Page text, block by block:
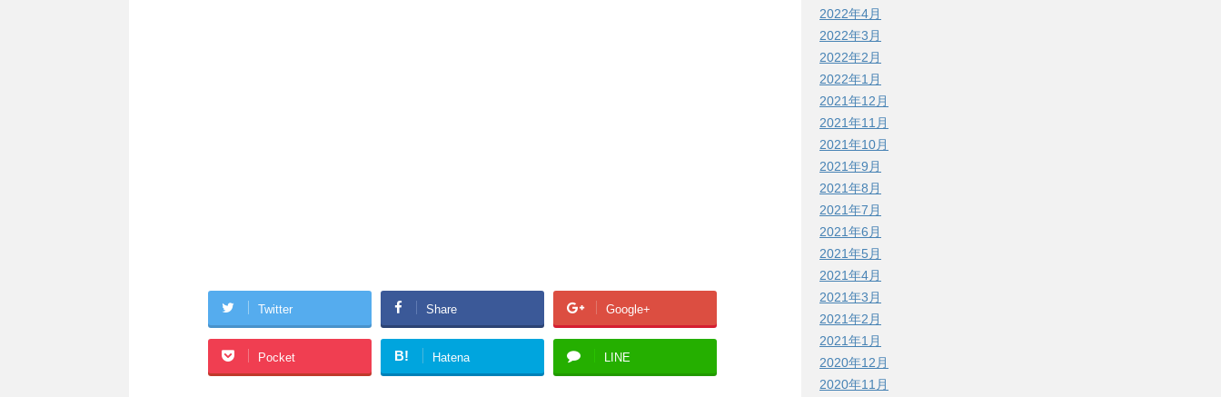
Twitter Share Google+
Pocket B! Hatena LINE
2022年4月
2022年3月
2022年2月
2022年1月
2021年12月
2021年11月
2021年10月
2021年9月
2021年8月
2021年7月
2021年6月
2021年5月
2021年4月
2021年3月
2021年2月
2021年1月
2020年12月
2020年11月